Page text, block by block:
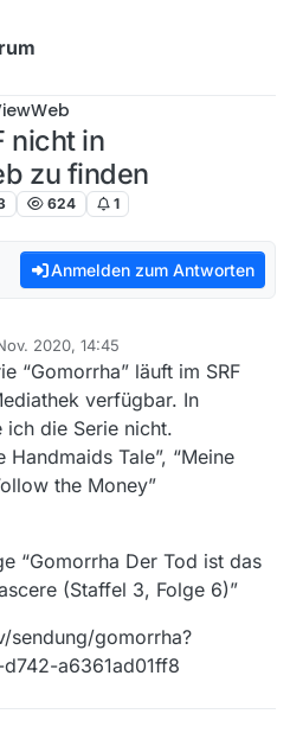
nicht in
zu finden
624 1
Anmelden zum Antworten
2020, 14:45
“Gomorrha” läuft im SRF
verfügbar. In
die Serie nicht.
Handmaids Tale”, “Meine
the Money”
“Gomorrha Der Tod ist das
(Staffel 3, Folge 6)”
gomorrha?
a6361ad01ff8